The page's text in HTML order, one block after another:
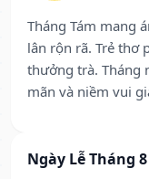
Tháng Tám mang
lân rộn rã. Trẻ thơ
thưởng trà. Tháng
mãn và niềm vui
Ngày Lễ Tháng 8